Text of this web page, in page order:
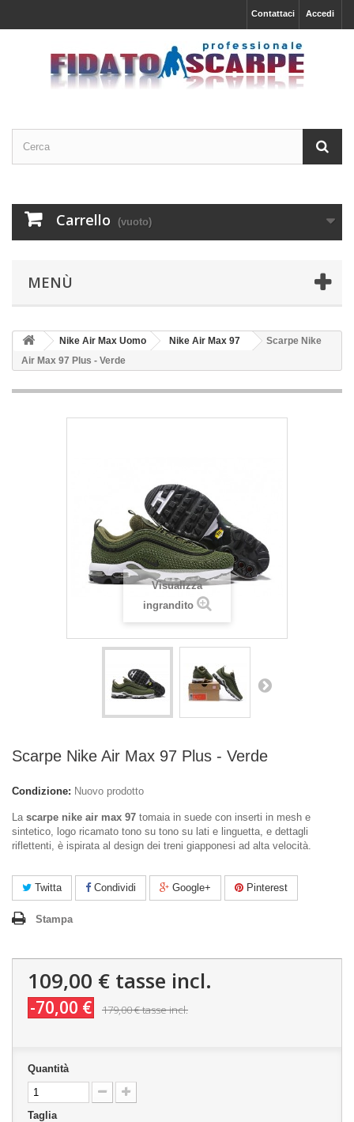
Accedi
Contattaci
Carrello (vuoto)
MENÙ
Nike Air Max Uomo Nike Air Max 97
Scarpe Nike
Air Max 97 Plus - Verde
Visualizza
ingrandito
Scarpe Nike Air Max 97 Plus - Verde
Condizione: Nuovo prodotto
La scarpe nike air max 97 tomaia in suede con inserti in mesh e
sintetico, logo ricamato tono su tono su lati e linguetta, e dettagli
riflettenti, è ispirata al design dei treni giapponesi ad alta velocità.
Twitta Condividi Google+ Pinterest
Stampa
109,00 € tasse incl.
-70,00 € 179,00 €tasse incl.
Quantità
Taglia